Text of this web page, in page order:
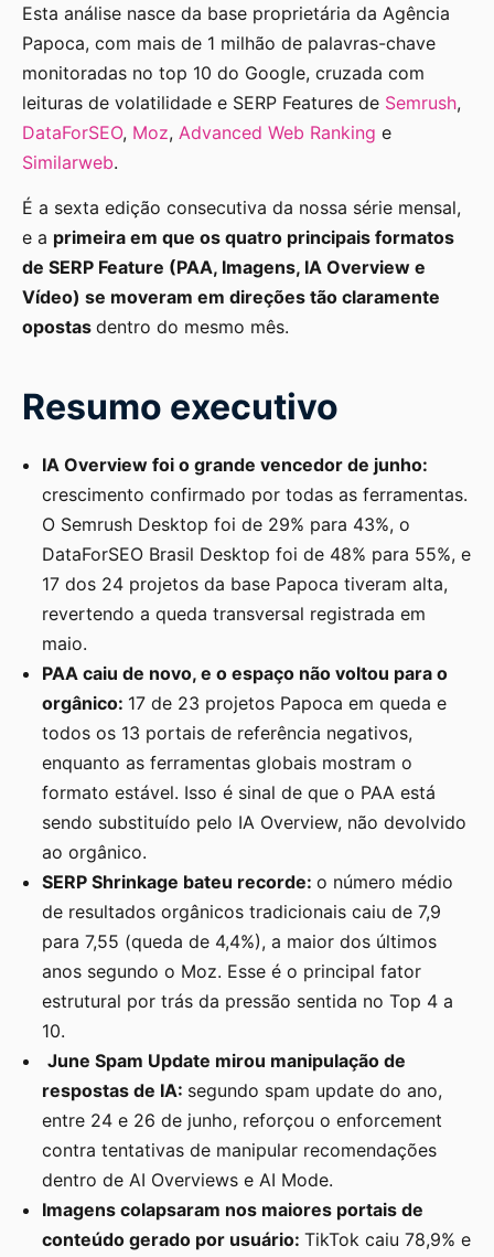
Esta análise nasce da base proprietária da Agência
Papoca, com mais de 1 milhão de palavras-chave
monitoradas no top 10 do Google, cruzada com
leituras de volatilidade e SERP Features de Semrush,
DataForSEO, Moz, Advanced Web Ranking e
Similarweb.
É a sexta edição consecutiva da nossa série mensal,
e a primeira em que os quatro principais formatos
de SERP Feature (PAA, Imagens, IA Overview e
Vídeo) se moveram em direções tão claramente
opostas dentro do mesmo mês.
Resumo executivo
IA Overview foi o grande vencedor de junho:
crescimento confirmado por todas as ferramentas.
O Semrush Desktop foi de 29% para 43%, o
DataForSEO Brasil Desktop foi de 48% para 55%, e
17 dos 24 projetos da base Papoca tiveram alta,
revertendo a queda transversal registrada em
maio.
PAA caiu de novo, e o espaço não voltou para o
orgânico: 17 de 23 projetos Papoca em queda e
todos os 13 portais de referência negativos,
enquanto as ferramentas globais mostram o
formato estável. Isso é sinal de que o PAA está
sendo substituído pelo IA Overview, não devolvido
ao orgânico.
SERP Shrinkage bateu recorde: o número médio
de resultados orgânicos tradicionais caiu de 7,9
para 7,55 (queda de 4,4%), a maior dos últimos
anos segundo o Moz. Esse é o principal fator
estrutural por trás da pressão sentida no Top 4 a
10.
June Spam Update mirou manipulação de
respostas de IA: segundo spam update do ano,
entre 24 e 26 de junho, reforçou o enforcement
contra tentativas de manipular recomendações
dentro de AI Overviews e AI Mode.
Imagens colapsaram nos maiores portais de
conteúdo gerado por usuário: TikTok caiu 78,9% e